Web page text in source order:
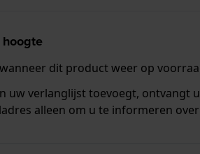
dit product weer op
uw verlanglijst toevoegt, ontvangt
alleen om u te informeren